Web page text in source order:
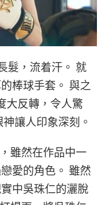
髮，流着汗。 就
棒球手套。 與之
大反轉，令人驚
讓人印象深刻。
雖然在作品中一
愛的角色。 雖然
中吳珠仁的灑脫